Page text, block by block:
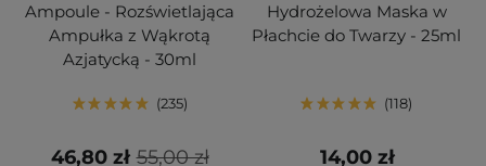
Ampoule - Rozświetlająca
Ampułka z Wąkrotą
Azjatycką - 30ml
235
55,00 zł
46,80 zł
Hydrożelowa Maska w
Płachcie do Twarzy - 25ml
118
14,00 zł